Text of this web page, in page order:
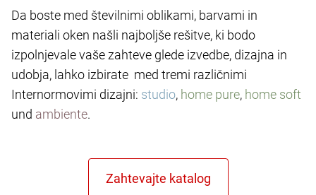
Da boste med številnimi oblikami, barvami in
materiali oken našli najboljše rešitve, ki bodo
izpolnjevale vaše zahteve glede izvedbe, dizajna in
udobja, lahko izbirate med tremi različnimi
Internormovimi dizajni: studio, home pure, home soft
und ambiente.